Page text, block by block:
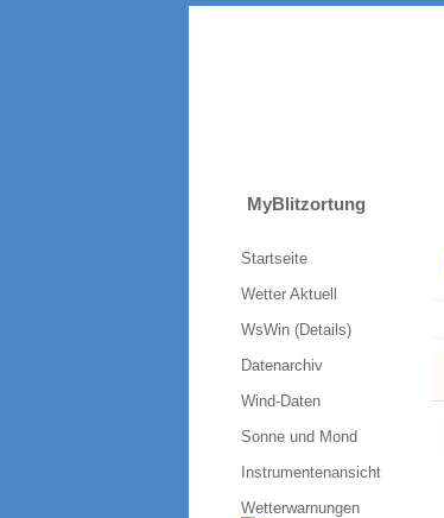
MyBlitzortung
Startseite
Wetter Aktuell
WsWin (Details)
Datenarchiv
Wind-Daten
Sonne und Mond
Instrumentenansicht
Wetterwarnungen